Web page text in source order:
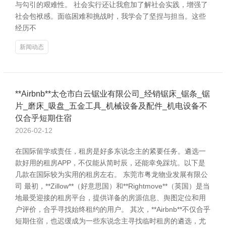
与勾引的艰难性。 社会实行还让我愈加了解社会实践，增强了
社会包袱感。面临困难和挑战时，我学会了坚捏与担当。这些
经历不
新闻动态
**Airbnb**太仓市白云锯业有限公司_经销锯床_锯条_锯
片_磨床_吸盘_五金工具_机械设备及配件_机电设备不
仅合乎短期住宿
2026-02-12
在国际留学或责任，租房是好多东说念主的紧要任务。遴选一
款好用的租房APP，不仅能从简时辰，还能幸免踩坑。以下是
几款在国际较为实用的租房左右。 东莞市粤龙物业发展有限公
司 最初，**Zillow**（好意思国）和**Rightmove**（英国）是当
地最受迎接的租房平台，提供详备的房源信息、舆图定位和用
户评价，合乎寻找始终租约的用户。 其次，**Airbnb**不仅合乎
短期住宿，也迟缓成为一些东说念主寻找临时租房的遴选，尤